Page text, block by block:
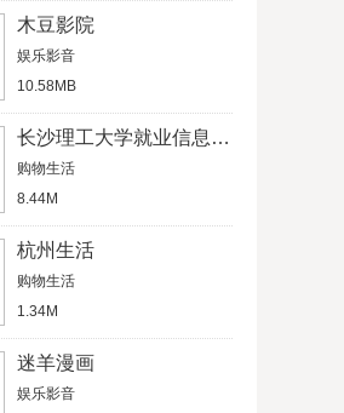
木豆影院
娱乐影音
10.58MB
长沙理工大学就业信息网学生信息管理平台
购物生活
8.44M
杭州生活
购物生活
1.34M
迷羊漫画
娱乐影音